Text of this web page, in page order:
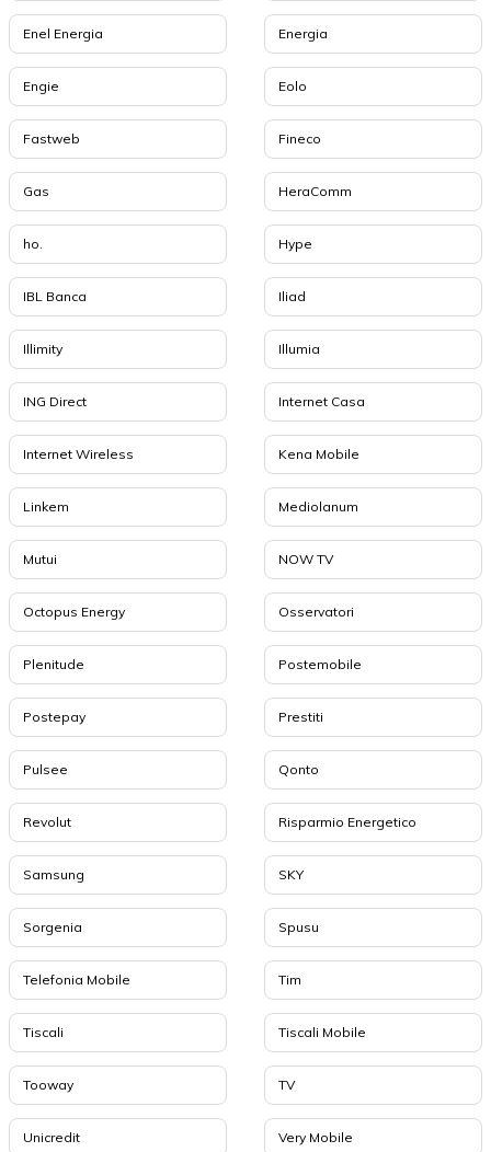
Enel Energia Energia
Engie Eolo
Fastweb Fineco
Gas HeraComm
ho. Hype
IBL Banca Iliad
Illimity Illumia
ING Direct Internet Casa
Internet Wireless Kena Mobile
Linkem Mediolanum
Mutui NOW TV
Octopus Energy Osservatori
Plenitude Postemobile
Postepay Prestiti
Pulsee Qonto
Revolut Risparmio Energetico
Samsung SKY
Sorgenia Spusu
Telefonia Mobile Tim
Tiscali Tiscali Mobile
Tooway TV
Unicredit Very Mobile